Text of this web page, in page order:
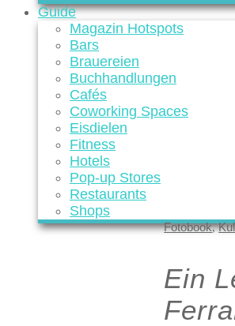
Guide
Magazin Hotspots
Bars
Brauereien
Buchhandlungen
Cafés
Coworking Spaces
Eisdielen
Fitness
Hotels
Pop-up Stores
Restaurants
Shops
Fotobook,
Ein